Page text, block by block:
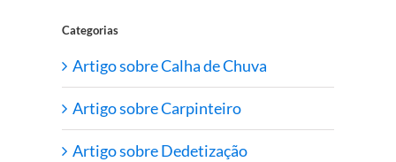
Categorias
Artigo sobre Calha de Chuva
Artigo sobre Carpinteiro
Artigo sobre Dedetização